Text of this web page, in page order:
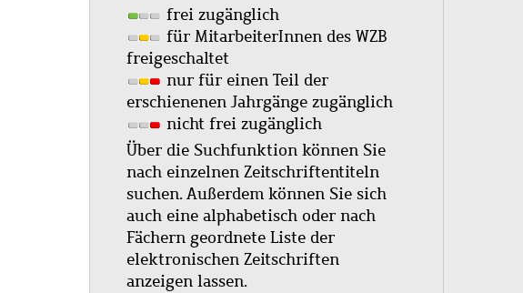
frei zugänglich
für MitarbeiterInnen des WZB
freigeschaltet
nur für einen Teil der
erschienenen Jahrgänge zugänglich
nicht frei zugänglich
Über die Suchfunktion können Sie
nach einzelnen Zeitschriftentiteln
suchen. Außerdem können Sie sich
auch eine alphabetisch oder nach
Fächern geordnete Liste der
elektronischen Zeitschriften
anzeigen lassen.